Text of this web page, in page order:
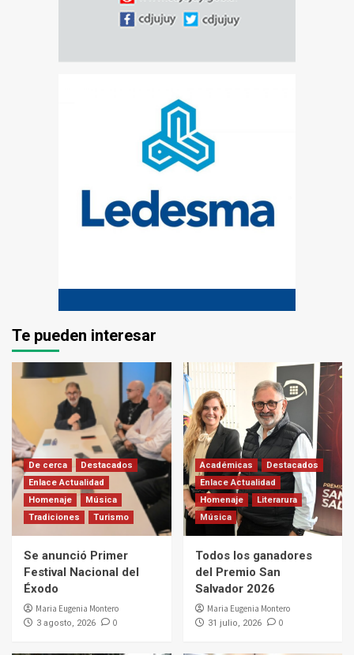
Te pueden interesar
De cerca
Destacados
Enlace Actualidad
Homenaje
Música
Tradiciones
Turismo
Se anunció Primer
Festival Nacional del
Éxodo
Maria Eugenia Montero
3 agosto, 2026 0
Académicas
Destacados
Enlace Actualidad
Homenaje
Literarura
Música
Todos los ganadores
del Premio San
Salvador 2026
Maria Eugenia Montero
31 julio, 2026 0